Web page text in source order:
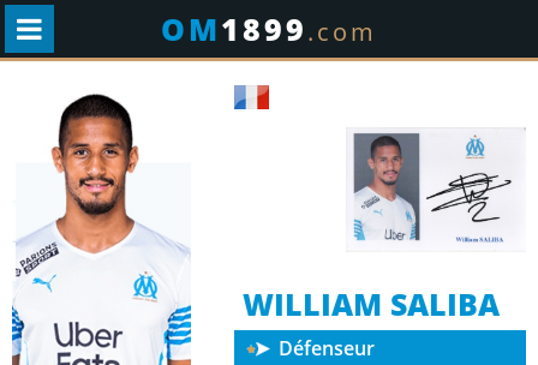
OM1899.com
WILLIAM SALIBA
Défenseur